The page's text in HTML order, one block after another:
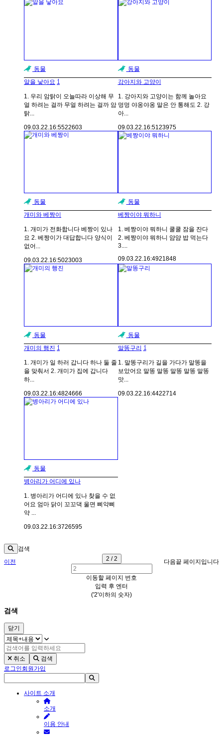
동물
알을 낳아요 1
1. 우리 암탉이 오늘따라 이상해 무
얼 하려는 걸까 무얼 하려는 걸까 암
탉...
09.03.22. 16:5522603
동물
강아지와 고양이
1. 강아지와 고양이는 함께 놀아요
멍멍 야옹야옹 말은 안 통해도 2. 강
아...
09.03.22. 16:51 23975
동물
개미와 베짱이
1. 개미가 전화합니다 베짱이 있나
요 2. 베짱이가 대답합니다 양식이
없어...
09.03.22.16:5023003
동물
베짱이야 뭐하니
1. 베짱이야 뭐하니 쿨쿨 잠을 잔다
2. 베짱이야 뭐하니 얌얌 밥 먹는다
3....
09.03.22.16:4921848
동물
개미의 행진 1
1. 개미가 일 하러 갑니다 하나 둘 줄
을 맞춰서 2. 개미가 집에 갑니다
하...
09.03.22.16:4824666
동물
말똥구리 1
1. 말똥구리가 길을 가다가 말똥을
보았어요 말똥 말똥 말똥 말똥 말똥
맛...
09.03.22.16:4422714
동물
병아리가 어디에 있나
1. 병아리가 어디에 있나 찾을 수 없
어요 엄마 닭이 꼬꼬댁 울면 삐약삐
약 ...
09.03.22. 16:3726595
검색
이전
2 / 2
이동할 페이지 번호
입력 후 엔터
('2'이하의 숫자)
다음끝 페이지입니다
검색
닫기
취소
검색
로그인회원가입
사이트 소개
소개
이용 안내